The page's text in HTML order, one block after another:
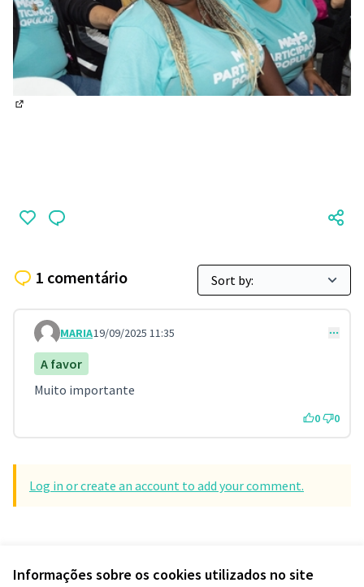
Informações sobre os cookies utilizados no site
1 comentário
Comment 147
MARIA19/09/2025 11:35
A favor
Muito importante
0 0
Log in or create an account to add your comment.